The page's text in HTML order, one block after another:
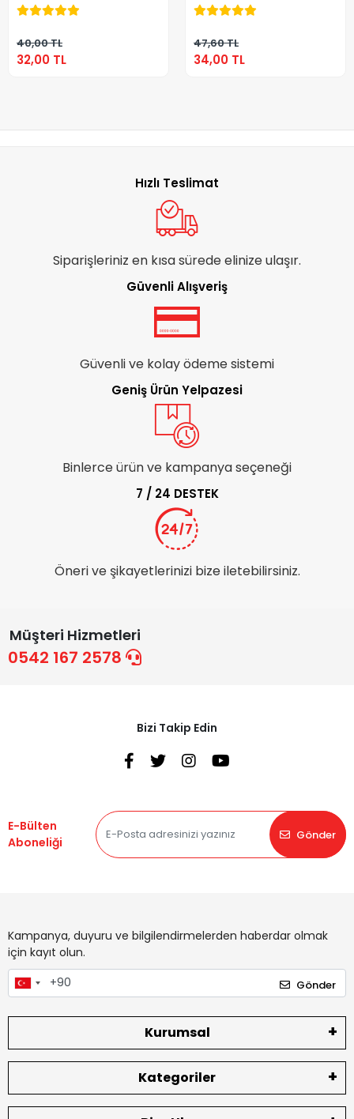
40,00 TL
32,00 TL
32,00 TL
47,60 TL
34,00 TL
34,00 TL
Hızlı Teslimat
Siparişleriniz en kısa sürede elinize ulaşır.
Güvenli Alışveriş
Güvenli ve kolay ödeme sistemi
Geniş Ürün Yelpazesi
Binlerce ürün ve kampanya seçeneği
7 / 24 DESTEK
Öneri ve şikayetlerinizi bize iletebilirsiniz.
Müşteri Hizmetleri
0542 167 2578
Bizi Takip Edin
E-Bülten
Aboneliği
Gönder
Kampanya, duyuru ve bilgilendirmelerden haberdar olmak
için kayıt olun.
Gönder
Kurumsal
Kategoriler